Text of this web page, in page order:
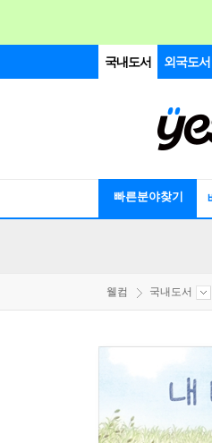
국내도서 외국도서
빠른분야찾기
웰컴 국내도서